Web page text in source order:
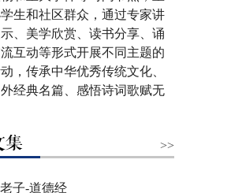
生和社区群众，通过专家讲
、美学欣赏、读书分享、诵
互动等形式开展不同主题的
，传承中华优秀传统文化、
经典名篇、感悟诗词歌赋无
>>
子-道德经